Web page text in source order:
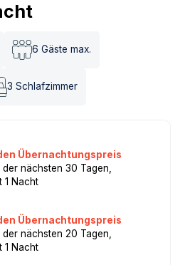
6 Gäste max.
3 Schlafzimmer
Übernachtungspreis
nächsten 30 Tagen,
1 Nacht
Übernachtungspreis
nächsten 20 Tagen,
1 Nacht